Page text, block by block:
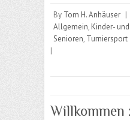
By Tom H. Anhäuser |
Allgemein, Kinder-
Senioren, Turniersport
|
Willkommen